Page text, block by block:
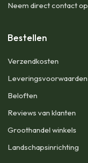
Neem direct contact op
Bestellen
​Verzendkosten
Leveringsvoorwaarden
Beloften
Reviews van klanten
Groothandel winkels
Landschapsinrichting